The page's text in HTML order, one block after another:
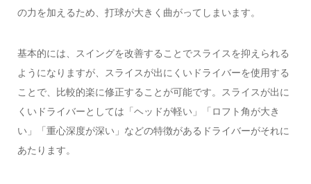
の力を加えるため、打球が大きく曲がってしまいます。
基本的には、スイングを改善することでスライスを抑えられる
ようになりますが、スライスが出にくいドライバーを使用する
ことで、比較的楽に修正することが可能です。スライスが出に
くいドライバーとしては「ヘッドが軽い」「ロフト角が大き
い」「重心深度が深い」などの特徴があるドライバーがそれに
あたります。